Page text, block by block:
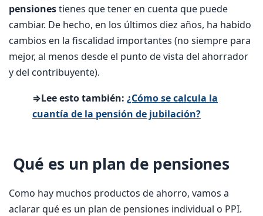
pensionestienes que tener en cuenta que puede
cambiar. De hecho, en los últimos diez años, ha habido
cambios en la fiscalidad importantes (no siempre para
mejor, al menos desde el punto de vista del ahorrador
y del contribuyente).
⇒Lee esto también: ¿Cómo se calcula la
cuantía de la pensión de jubilación?
Qué es un plan de pensiones
Como hay muchos productos de ahorro, vamos a
aclarar qué es un plan de pensiones individual o PPI.